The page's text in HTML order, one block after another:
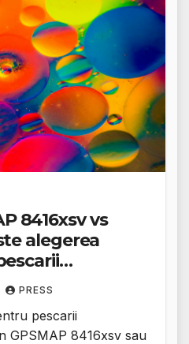
8416xsv vs
alegerea
PRESS
pescarii
GPSMAP 8416xsv sau